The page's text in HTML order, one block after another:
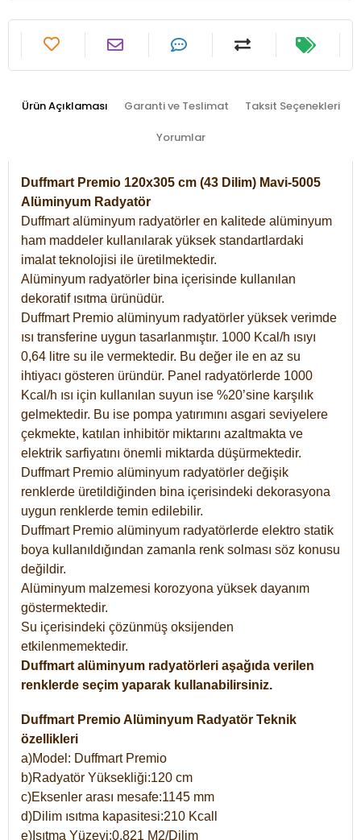
Ürün Açıklaması Garanti ve Teslimat Taksit Seçenekleri
Yorumlar
Duffmart Premio 120x305 cm (43 Dilim) Mavi-5005
Alüminyum Radyatör
Duffmart alüminyum radyatörler en kalitede alüminyum
ham maddeler kullanılarak yüksek standartlardaki
imalat teknolojisi ile üretilmektedir.
Alüminyum radyatörler bina içerisinde kullanılan
dekoratif ısıtma ürünüdür.
Duffmart Premio alüminyum radyatörler yüksek verimde
ısı transferine uygun tasarlanmıştır. 1000 Kcal/h ısıyı
0,64 litre su ile vermektedir. Bu değer ile en az su
ihtiyacı gösteren üründür. Panel radyatörlerde 1000
Kcal/h ısı için kullanılan suyun ise %20’sine karşılık
gelmektedir. Bu ise pompa yatırımını asgari seviyelere
çekmekte, katılan inhibitör miktarını azaltmakta ve
elektrik sarfiyatını önemli miktarda düşürmektedir.
Duffmart Premio alüminyum radyatörler değişik
renklerde üretildiğinden bina içerisindeki dekorasyona
uygun renklerde temin edilebilir.
Duffmart Premio alüminyum radyatörlerde elektro statik
boya kullanıldığından zamanla renk solması söz konusu
değildir.
Alüminyum malzemesi korozyona yüksek dayanım
göstermektedir.
Su içerisindeki çözünmüş oksijenden
etkilenmemektedir.
Duffmart alüminyum radyatörleri aşağıda verilen
renklerde seçim yaparak kullanabilirsiniz.
Duffmart Premio Alüminyum Radyatör Teknik
özellikleri
a)Model: Duffmart Premio
b)Radyatör Yüksekliği:120 cm
c)Eksenler arası mesafe:1145 mm
d)Dilim ısıtma kapasitesi:210 Kcall
e)Isıtma Yüzeyi:0,821 M2/Dilim